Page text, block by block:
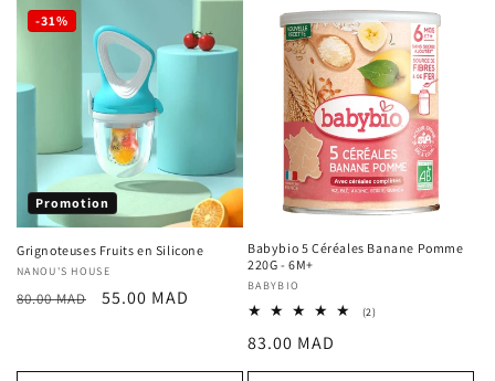
-31%
Promotion
Grignoteuses Fruits en Silicone
Fournisseur :
NANOU'S HOUSE
Prix
80.00 MAD
Prix
55.00 MAD
Babybio 5 Céréales Banane Pomme
220G - 6M+
Fournisseur :
BABYBIO
(2)2
Prix
habituel
83.00 MAD